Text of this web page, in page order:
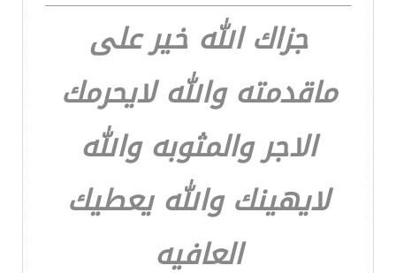
جزاك الله خير على
ماقدمته والله لايحرمك
الاجر والمثوبه والله
لايهينك والله يعطيك
العافيه